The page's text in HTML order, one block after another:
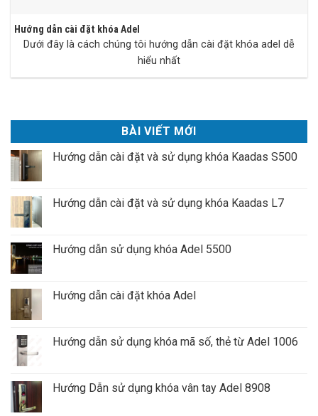
Hướng dẫn cài đặt khóa Adel
Dưới đây là cách chúng tôi hướng dẫn cài đặt khóa adel dễ
hiểu nhất
BÀI VIẾT MỚI
Hướng dẫn cài đặt và sử dụng khóa Kaadas S500
Hướng dẫn cài đặt và sử dụng khóa Kaadas L7
Hướng dẫn sử dụng khóa Adel 5500
Hướng dẫn cài đặt khóa Adel
Hướng dẫn sử dụng khóa mã số, thẻ từ Adel 1006
Hướng Dẫn sử dụng khóa vân tay Adel 8908